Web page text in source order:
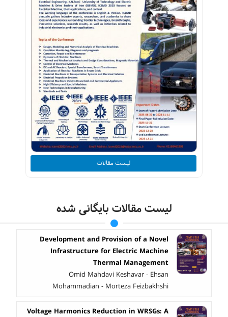
لیست مقالات
لیست مقالات بایگانی شده
Development and Provision of a Novel
Infrastructure for Electric Machine
Thermal Management
Omid Mahdavi Keshavar - Ehsan
Mohammadian - Morteza Feizbakhshi
Voltage Harmonics Reduction in WRSGs: A